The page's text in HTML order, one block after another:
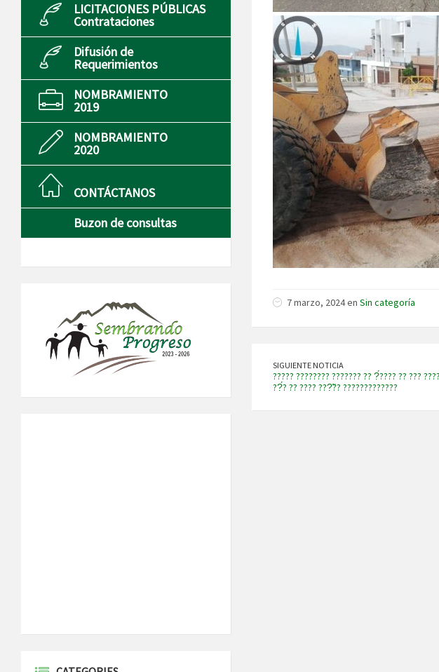
7 marzo, 2024 en Sin categoría
SIGUIENTE NOTICIA
????? ???????? ??????? ?? ?́???? ?? ???
??́? ?? ???? ???̃?? ?????????????
LICITACIONES PÚBLICAS
Contrataciones
Difusión de
Requerimientos
NOMBRAMIENTO
2019
NOMBRAMIENTO
2020
CONTÁCTANOS
Buzon de consultas